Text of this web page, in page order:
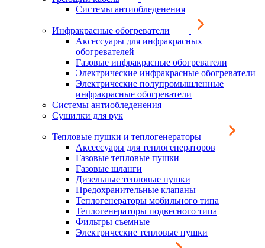
Системы антиобледенения
Инфракрасные обогреватели
Аксессуары для инфракрасных
обогревателей
Газовые инфракрасные обогреватели
Электрические инфракрасные обогреватели
Электрические полупромышленные
инфракрасные обогреватели
Системы антиобледенения
Сушилки для рук
Тепловые пушки и теплогенераторы
Аксессуары для теплогенераторов
Газовые тепловые пушки
Газовые шланги
Дизельные тепловые пушки
Предохранительные клапаны
Теплогенераторы мобильного типа
Теплогенераторы подвесного типа
Фильтры съемные
Электрические тепловые пушки